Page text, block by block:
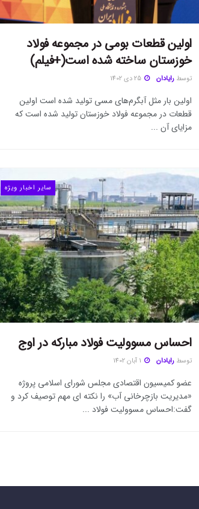
اولین قطعات بومی در مجموعه فولاد
خوزستان ساخته شده است(+فیلم)
توسط رایادان
اولین بار مثل آبگرم‌های مسی تولید شده است اولین
قطعات در مجموعه فولاد خوزستان تولید شده است که
مزایای آن ...
سایر اخبار ویژه
احساس مسوولیت فولاد مبارکه در اوج
توسط رایادان
عضو کمیسیون اقتصادی مجلس شورای اسلامی پروژه
«مدیریت بازچرخانی آب» را نکته ای مهم توصیف کرد و
گفت:احساس مسوولیت فولاد ...